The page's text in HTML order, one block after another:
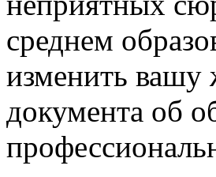
среднем
изменить вашу
документа об